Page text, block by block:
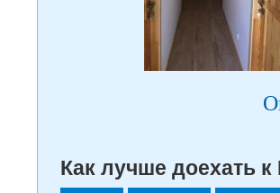
Как лучше доехать